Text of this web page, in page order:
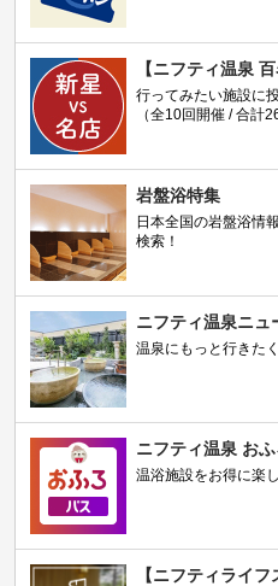
【ニフティ温泉
行ってみたい施設に
（全10回開催 / 合計
岩盤浴特集
日本全国の岩盤浴情
検索！
ニフティ温泉ニュ
温泉にもっと行きた
ニフティ温泉 お
温浴施設をお得に楽
【ニフティライ